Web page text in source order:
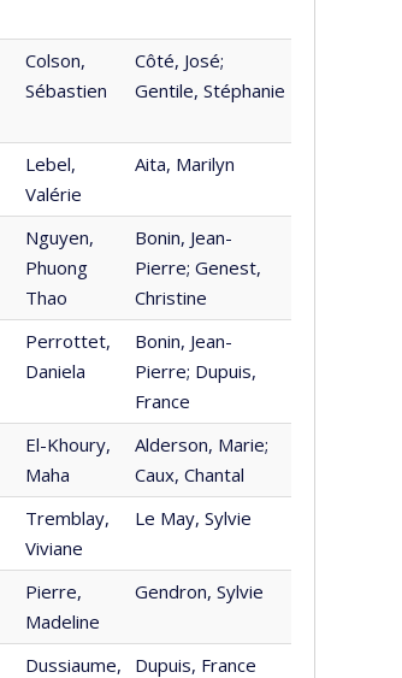
Colson,
Sébastien
Côté, José;
Gentile, Stéphanie
Lebel,
Valérie
Aita, Marilyn
Nguyen,
Phuong
Thao
Bonin, Jean-
Pierre; Genest,
Christine
Perrottet,
Daniela
Bonin, Jean-
Pierre; Dupuis,
France
El-Khoury,
Maha
Alderson, Marie;
Caux, Chantal
Tremblay,
Viviane
Le May, Sylvie
Pierre,
Madeline
Gendron, Sylvie
Dussiaume,
Dupuis, France